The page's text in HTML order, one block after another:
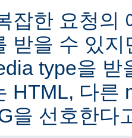
잡한 요청의
받을 수 있
type을
HTML, 다른
을 선호한다